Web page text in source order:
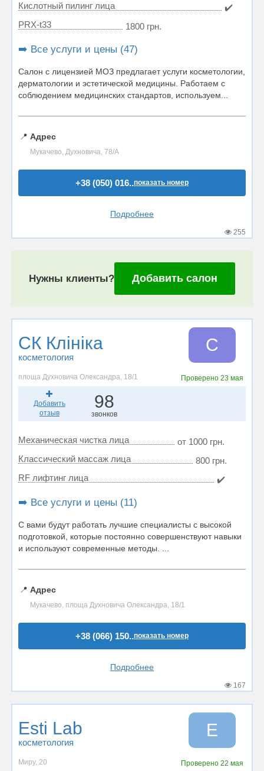
Кислотный пилинг лица
✔️
PRX-t33
1800 грн.
➡️ Все услуги и цены (47)
Салон с лицензией МОЗ предлагает услуги косметологии,
дерматологии и эстетической медицины. Работаем с
соблюдением медицинских стандартов, используем...
📍 Адрес
Мукачево, Духновича, 78/А
+38 (050) 016..показать номер
Подробнее
255
Нужны клиенты? Добавить салон
СК Клініка
косметология
С
площа Духновича Олександра, 18/1 Проверено23 мая
Добавить
отзыв
98
звонков
Механическая чистка лица
от 1000 грн.
Классический массаж лица
800 грн.
RF лифтинг лица
✔️
➡️ Все услуги и цены (11)
С вами будут работать лучшие специалисты с высокой
подготовкой, которые постоянно совершенствуют навыки
и используют современные методы. ...
📍 Адрес
Мукачево, площа Духновича Олександра, 18/1
+38 (066) 150..показать номер
Подробнее
167
Esti Lab
косметология
E
Миру, 20 Проверено22 мая